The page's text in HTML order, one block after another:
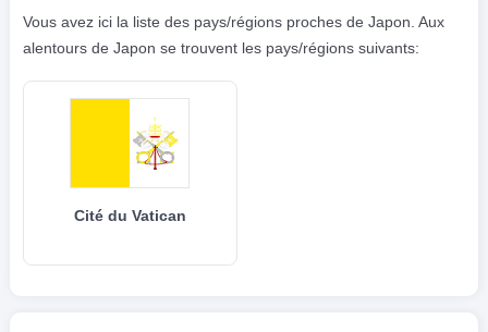
Vous avez ici la liste des pays/régions proches de Japon. Aux
alentours de Japon se trouvent les pays/régions suivants:
Cité du Vatican